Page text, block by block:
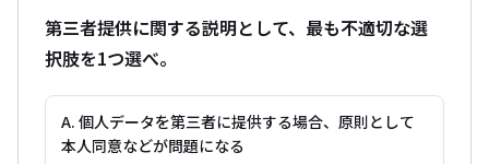
第三者提供に関する説明として、最も不適切な選
択肢を1つ選べ。
A. 個人データを第三者に提供する場合、原則として
本人同意などが問題になる